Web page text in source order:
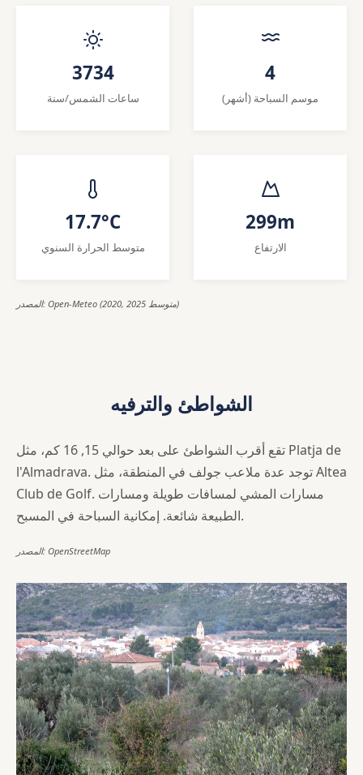
3734
ساعات الشمس/سنة
4
موسم السباحة (أشهر)
17.7°C
متوسط الحرارة السنوي
299m
الارتفاع
المصدر: Open-Meteo (2020, 2025 متوسط)
الشواطئ والترفيه
تقع أقرب الشواطئ على بعد حوالي 15, 16 كم، مثل Platja de
l'Almadrava. توجد عدة ملاعب جولف في المنطقة، مثل Altea
Club de Golf. مسارات المشي لمسافات طويلة ومسارات
الطبيعة شائعة. إمكانية السباحة في المسبح.
المصدر: OpenStreetMap